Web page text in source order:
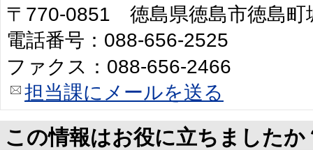
〒770-0851 徳島県徳島市徳島町
電話番号：088-656-2525
ファクス：088-656-2466
担当課にメールを送る
この情報はお役に立ちましたか